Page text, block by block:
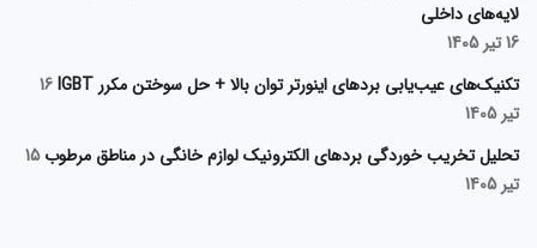
لایه‌های داخلی
16 تیر 1405
تکنیک‌های عیب‌یابی بردهای اینورتر توان بالا + حل سوختن مکرر IGBT
16
تیر 1405
تحلیل تخریب خوردگی بردهای الکترونیک لوازم خانگی در مناطق مرطوب 15
تیر 1405